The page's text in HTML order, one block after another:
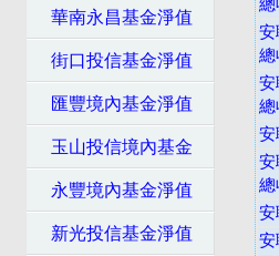
華南永昌基金淨值
街口投信基金淨值
匯豐境內基金淨值
玉山投信境內基金
永豐境內基金淨值
新光投信基金淨值
總
安
總
安
總
安
安
總
安
安